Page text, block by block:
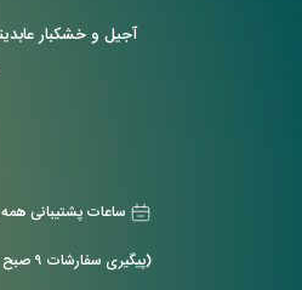
(پیگیری سفارشات ۹ صبح تا ۱۸)